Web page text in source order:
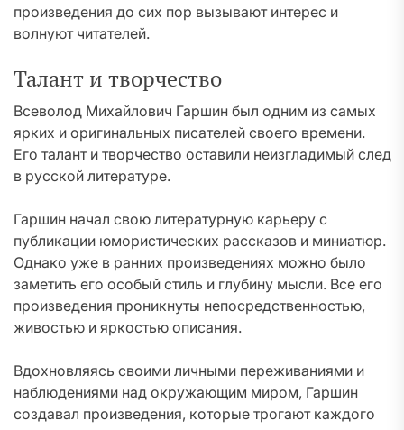
произведения до сих пор вызывают интерес и
волнуют читателей.
Талант и творчество
Всеволод Михайлович Гаршин был одним из самых
ярких и оригинальных писателей своего времени.
Его талант и творчество оставили неизгладимый след
в русской литературе.
Гаршин начал свою литературную карьеру с
публикации юмористических рассказов и миниатюр.
Однако уже в ранних произведениях можно было
заметить его особый стиль и глубину мысли. Все его
произведения проникнуты непосредственностью,
живостью и яркостью описания.
Вдохновляясь своими личными переживаниями и
наблюдениями над окружающим миром, Гаршин
создавал произведения, которые трогают каждого